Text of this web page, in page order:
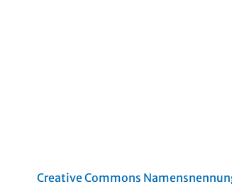
Creative Commons